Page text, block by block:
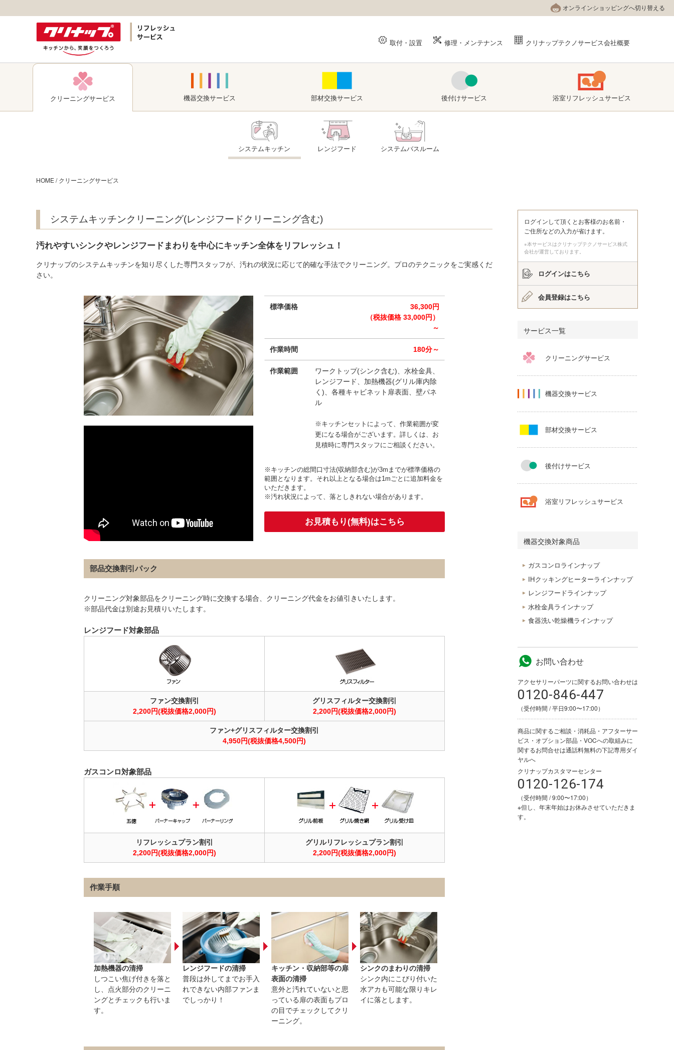
オンラインショッピングへ切り替える
取付・設置 修理・メンテナンス クリナップテクノサービス会社概要
クリーニングサービス 機器交換サービス 部材交換サービス 後付けサービス 浴室リフレッシュサービス
システムキッチン レンジフード システムバスルーム
HOME/クリーニングサービス
システムキッチンクリーニング(レンジフードクリーニング含む)
汚れやすいシンクやレンジフードまわりを中心にキッチン全体をリフレッシュ！
クリナップのシステムキッチンを知り尽くした専門スタッフが、汚れの状況に応じて的確な手法でクリーニング。プロのテクニックをご実感くだ
さい。
標準価格
36,300円
（税抜価格 33,000円）
～
作業時間 180分～
作業範囲
ワークトップ(シンク含む)、水栓金具、
レンジフード、加熱機器(グリル庫内除
く)、各種キャビネット扉表面、壁パネ
ル
※キッチンセットによって、作業範囲が変
更になる場合がございます。詳しくは、お
見積時に専門スタッフにご相談ください。
※キッチンの総間口寸法(収納部含む)が3mまでが標準価格の
範囲となります。それ以上となる場合は1mごとに追加料金を
いただきます。
※汚れ状況によって、落としきれない場合があります。
お見積もり(無料)はこちら
部品交換割引パック
クリーニング対象部品をクリーニング時に交換する場合、クリーニング代金をお値引きいたします。
※部品代金は別途お見積りいたします。
レンジフード対象部品
ファン交換割引
2,200円(税抜価格2,000円)
グリスフィルター交換割引
2,200円(税抜価格2,000円)
ファン+グリスフィルター交換割引
4,950円(税抜価格4,500円)
ガスコンロ対象部品
リフレッシュプラン割引
2,200円(税抜価格2,000円)
グリルリフレッシュプラン割引
2,200円(税抜価格2,000円)
作業手順
加熱機器の清掃
しつこい焦げ付きを落と
し、点火部分のクリーニ
ングとチェックも行いま
す。
レンジフードの清掃
普段は外してまでお手入
れできない内部ファンま
でしっかり！
キッチン・収納部等の扉
表面の清掃
意外と汚れていないと思
っている扉の表面もプロ
の目でチェックしてクリ
ーニング。
シンクのまわりの清掃
シンク内にこびり付いた
水アカも可能な限りキレ
イに落とします。
ログインして頂くとお客様のお名前・
ご住所などの入力が省けます。
※本サービスはクリナップテクノサービス株式
会社が運営しております。
ログインはこちら
会員登録はこちら
サービス一覧
クリーニングサービス
機器交換サービス
部材交換サービス
後付けサービス
浴室リフレッシュサービス
機器交換対象商品
ガスコンロラインナップ
IHクッキングヒーターラインナップ
レンジフードラインナップ
水栓金具ラインナップ
食器洗い乾燥機ラインナップ
お問い合わせ
アクセサリーパーツに関するお問い合わせは
0120-846-447
（受付時間 / 平日9:00〜17:00）
商品に関するご相談・消耗品・アフターサー
ビス・オプション部品・VOCへの取組みに
関するお問合せは通話料無料の下記専用ダイ
ヤルへ
クリナップカスタマーセンター
0120-126-174
（受付時間 / 9:00〜17:00）
※但し、年末年始はお休みさせていただきま
す。